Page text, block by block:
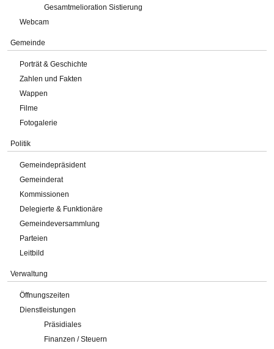
Gesamtmelioration Sistierung
Webcam
Gemeinde
Porträt & Geschichte
Zahlen und Fakten
Wappen
Filme
Fotogalerie
Politik
Gemeindepräsident
Gemeinderat
Kommissionen
Delegierte & Funktionäre
Gemeindeversammlung
Parteien
Leitbild
Verwaltung
Öffnungszeiten
Dienstleistungen
Präsidiales
Finanzen / Steuern